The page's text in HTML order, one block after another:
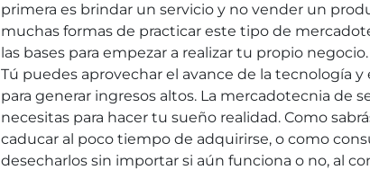
primera es brindar un servicio y no vender un
muchas formas de practicar este tipo de
las bases para empezar a realizar tu propio
Tú puedes aprovechar el avance de la tecnología
para generar ingresos altos. La mercadotecnia de
necesitas para hacer tu sueño realidad. Como
caducar al poco tiempo de adquirirse, o como
desecharlos sin importar si aún funciona o no, al